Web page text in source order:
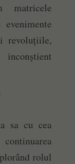
matricele
revoluțiile,
sa cu cea
rolul